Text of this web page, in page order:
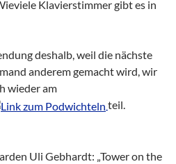
Klavierstimmer gibt es in
deshalb, weil die nächste
anderem gemacht wird, wir
wieder am
teil.
Uli Gebhardt: „Tower on the